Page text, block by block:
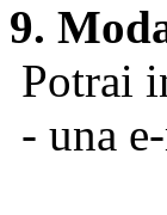
9.
Potrai
- una